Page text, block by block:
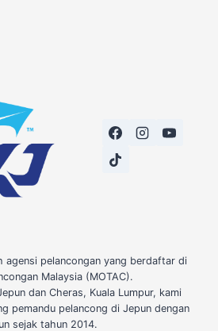
agensi pelancongan yang berdaftar di
Malaysia (MOTAC).
dan Cheras, Kuala Lumpur, kami
pemandu pelancong di Jepun dengan
sejak tahun 2014.